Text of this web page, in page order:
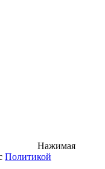
Нажимая
Политикой